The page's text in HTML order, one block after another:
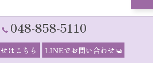
048-858-5110
はこちら LINEでお問い合わせ